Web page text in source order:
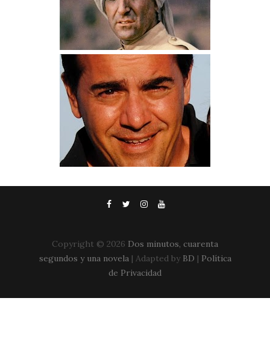
Copyright © 2026 Dos minutos, cuarenta
segundos y una novela| Adapted by BD | Política
de Privacidad